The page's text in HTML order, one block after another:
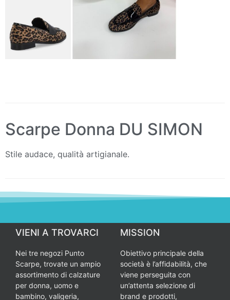
Scarpe Donna DU SIMON
Stile audace, qualità artigianale.
VIENI A TROVARCI
Nei tre negozi Punto
Scarpe, trovate un ampio
assortimento di calzature
per donna, uomo e
bambino, valigeria,
MISSION
Obiettivo principale della
società è l’affidabilità, che
viene perseguita con
un’attenta selezione di
brand e prodotti,